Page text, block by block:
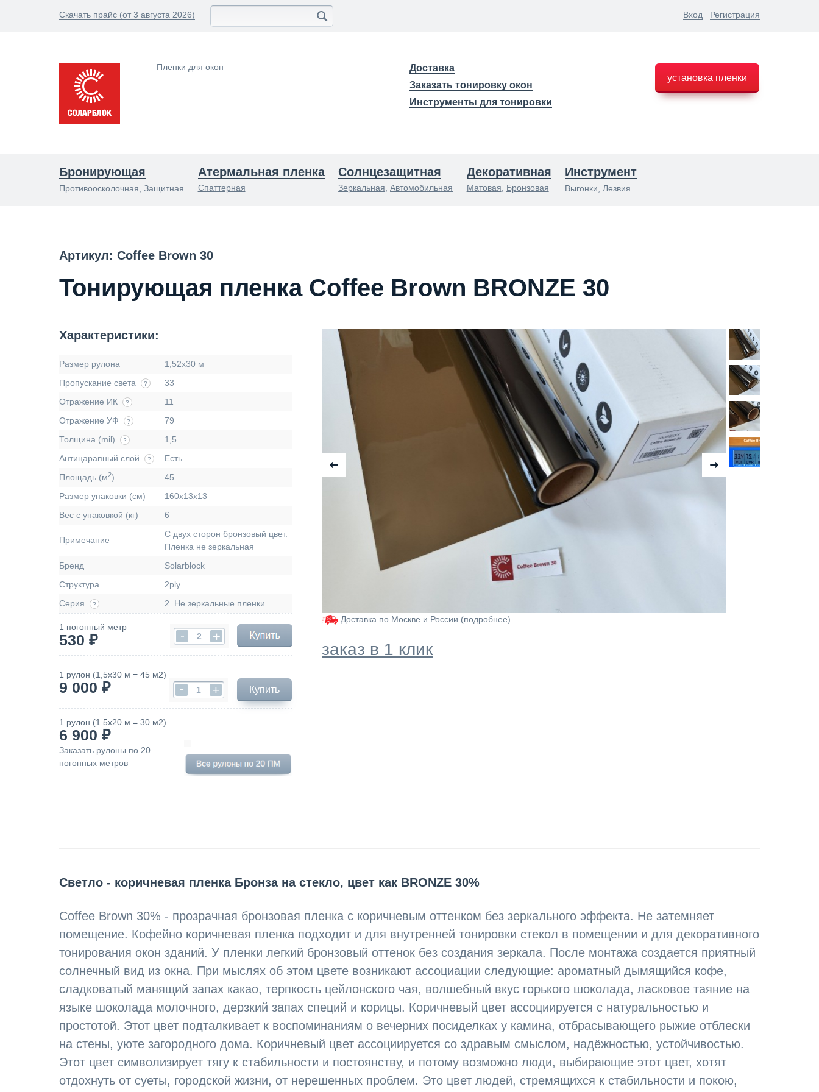
Скачать прайс (от 3 августа 2026) Вход Регистрация
Пленки для окон
Доставка
Заказать тонировку окон
Инструменты для тонировки
установка пленки
Бронирующая
Противоосколочная, Защитная
Атермальная пленка
Спаттерная
Солнцезащитная
Зеркальная ,Автомобильная
Декоративная
Матовая Бронзовая
Инструмент
Выгонки, Лезвия
Артикул: Coffee Brown 30
Тонирующая пленка Coffee Brown BRONZE 30
Характеристики:
Размер рулона
1,52х30 м
Пропускание света
?
33
Отражение ИК
?
11
Отражение УФ
?
79
Толщина (mil)
?
1,5
Антицарапный слой
?
Есть
Площадь (м2)
45
Размер упаковки (см)
160х13х13
Вес с упаковкой (кг)
6
Примечание
С двух сторон бронзовый цвет.
Пленка не зеркальная
Бренд
Solarblock
Структура
2ply
Серия
? 2. Не зеркальные пленки
1 погонный метр
530 ₽ - +
1 рулон (1,5х30 м = 45 м2)
9 000 ₽ - + Купить
1 рулон (1.5х20 м = 30 м2)
6 900 ₽
Заказать рулоны по 20
погонных метров
Доставка по Москве и России (подробнее).
заказ в 1 клик
Светло - коричневая пленка Бронза на стекло, цвет как BRONZE 30%
Coffee Brown 30% - прозрачная бронзовая пленка с коричневым оттенком без зеркального эффекта. Не затемняет
помещение. Кофейно коричневая пленка подходит и для внутренней тонировки стекол в помещении и для декоративного
тонирования окон зданий. У пленки легкий бронзовый оттенок без создания зеркала. После монтажа создается приятный
солнечный вид из окна. При мыслях об этом цвете возникают ассоциации следующие: ароматный дымящийся кофе,
сладковатый манящий запах какао, терпкость цейлонского чая, волшебный вкус горького шоколада, ласковое таяние на
языке шоколада молочного, дерзкий запах специй и корицы. Коричневый цвет ассоциируется с натуральностью и
простотой. Этот цвет подталкивает к воспоминаниям о вечерних посиделках у камина, отбрасывающего рыжие отблески
на стены, уюте загородного дома. Коричневый цвет ассоциируется со здравым смыслом, надёжностью, устойчивостью.
Этот цвет символизирует тягу к стабильности и постоянству, и потому возможно люди, выбирающие этот цвет, хотят
отдохнуть от суеты, городской жизни, от нерешенных проблем. Это цвет людей, стремящихся к стабильности и покою,